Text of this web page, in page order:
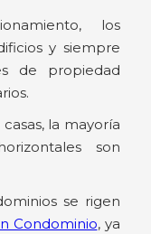
los
y siempre
de propiedad
la mayoría
son
se rigen
Condominio, ya